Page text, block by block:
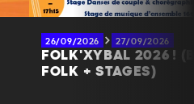
26/09/2026 27/09/2026
FOLK'XYBAL 2026 !
FOLK + STAGES)